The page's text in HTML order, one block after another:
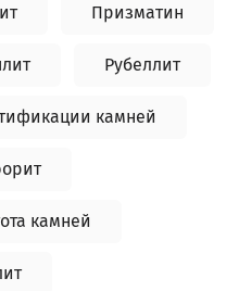
Призматин
Рубеллит
камней
камней